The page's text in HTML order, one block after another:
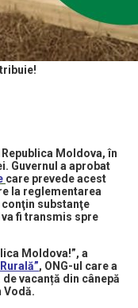
Moldova, în
Guvernul a aprobat
care prevede acest
la reglementarea
substanţe
fi transmis spre
Moldova!”, a
, ONG-ul care a
vacanță din cânepă
Vodă.